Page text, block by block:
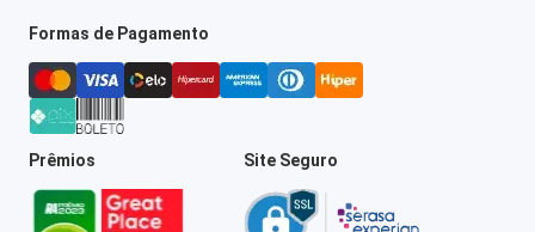
Formas de Pagamento
Prêmios Site Seguro